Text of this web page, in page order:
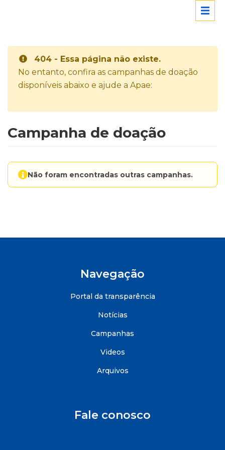
404 - Essa página não existe.
No entanto, confira as campanhas de doação
disponíveis abaixo e ajude a Apae:
Campanha de doação
Não foram encontradas outras campanhas.
Navegação
Portal da transparência
Notícias
Campanhas
Videos
Arquivos
Fale conosco